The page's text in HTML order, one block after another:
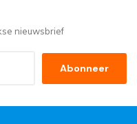
nieuwsbrief
Abonneer